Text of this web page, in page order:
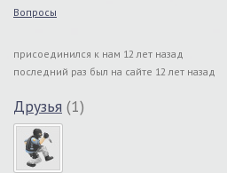
Вопросы
присоединился к нам 12 лет назад
последний раз был на сайте 12 лет назад
Друзья (1)